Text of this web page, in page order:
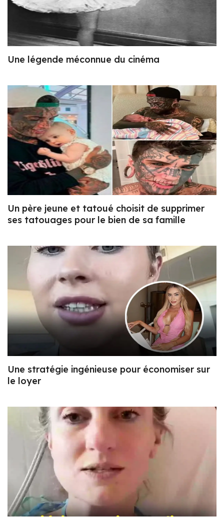
Une légende méconnue du cinéma
Un père jeune et tatoué choisit de supprimer
ses tatouages pour le bien de sa famille
Une stratégie ingénieuse pour économiser sur
le loyer